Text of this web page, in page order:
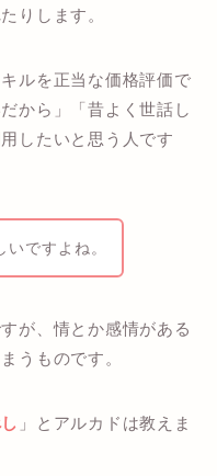
りします。
ルを正当な価格評価で
から」「昔よく世話し
したいと思う人です
ですよね。
が、情とか感情がある
うものです。
」とアルカドは教えま